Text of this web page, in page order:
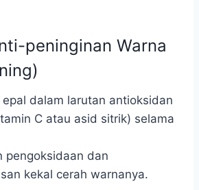
peninginan Warna
epal dalam larutan antioksidan
C atau asid sitrik) selama
pengoksidaan dan
kekal cerah warnanya.